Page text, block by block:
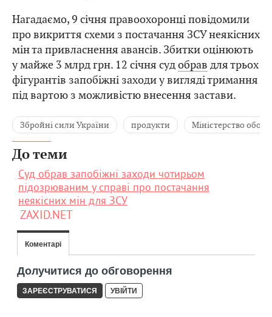
Нагадаємо, 9 січня правоохоронці повідомили
про викриття схеми з постачання ЗСУ неякісних
мін та привласнення авансів. Збитки оцінюють
у майже 3 млрд грн. 12 січня судобрав для трьох
фігурантів запобіжні заходи у вигляді тримання
під вартою з можливістю внесення застави.
Збройні сили України продукти Міністерство
До теми
Суд обрав запобіжні заходи чотирьом
підозрюваним у справі про постачання
неякісних мін для ЗСУ
ZAXID.NET